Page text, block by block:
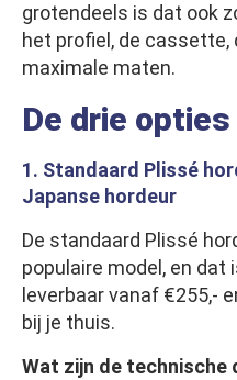
grotendeels is dat ook
het profiel, de cassette,
maximale maten.
De drie
1. Standaard Plissé
Japanse hordeur
De standaard Plissé
populaire model, en dat
leverbaar vanaf €255,-
bij je thuis.
Wat zijn de technische